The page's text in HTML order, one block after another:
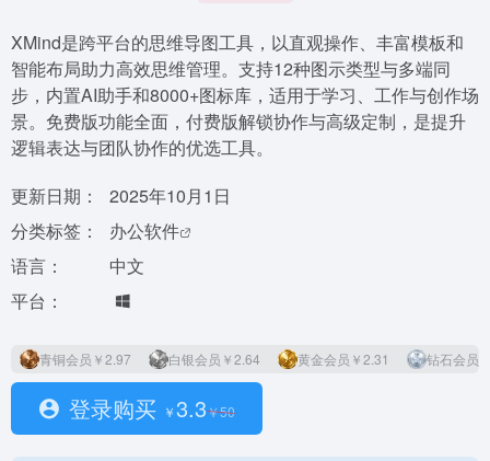
XMind是跨平台的思维导图工具，以直观操作、丰富模板和
智能布局助力高效思维管理。支持12种图示类型与多端同
步，内置AI助手和8000+图标库，适用于学习、工作与创作场
景。免费版功能全面，付费版解锁协作与高级定制，是提升
逻辑表达与团队协作的优选工具。
更新日期：
2025年10月1日
分类标签：
办公软件
语言：
中文
平台：
青铜会员 ￥2.97 白银会员 ￥2.64 黄金会员 ￥2.31 钻石会员
登录购买 ￥3.3￥50